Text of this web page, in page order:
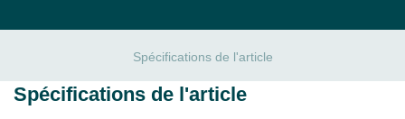
Spécifications de l'article
Spécifications de l'article